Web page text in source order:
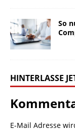
So
HINTERLASSE
E-Mail Adresse